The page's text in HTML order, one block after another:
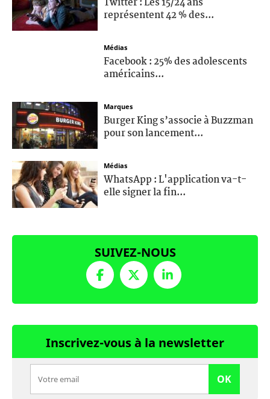
représentent 42 % des...
Médias
Facebook : 25% des adolescents
américains...
Marques
Burger King s’associe à Buzzman
pour son lancement...
Médias
WhatsApp : L'application va-t-
elle signer la fin...
SUIVEZ-NOUS
Inscrivez-vous à la newsletter
OK